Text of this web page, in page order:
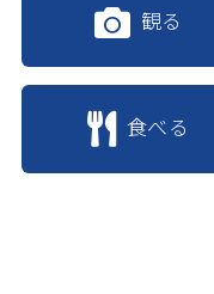
観る
食べる